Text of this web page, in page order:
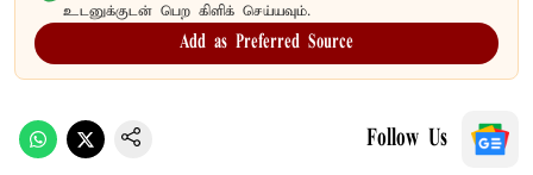
உடனுக்குடன் பெற கிளிக் செய்யவும்.
Add as Preferred Source
Follow Us